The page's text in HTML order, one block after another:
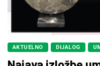
AKTUELNO DIJALOG